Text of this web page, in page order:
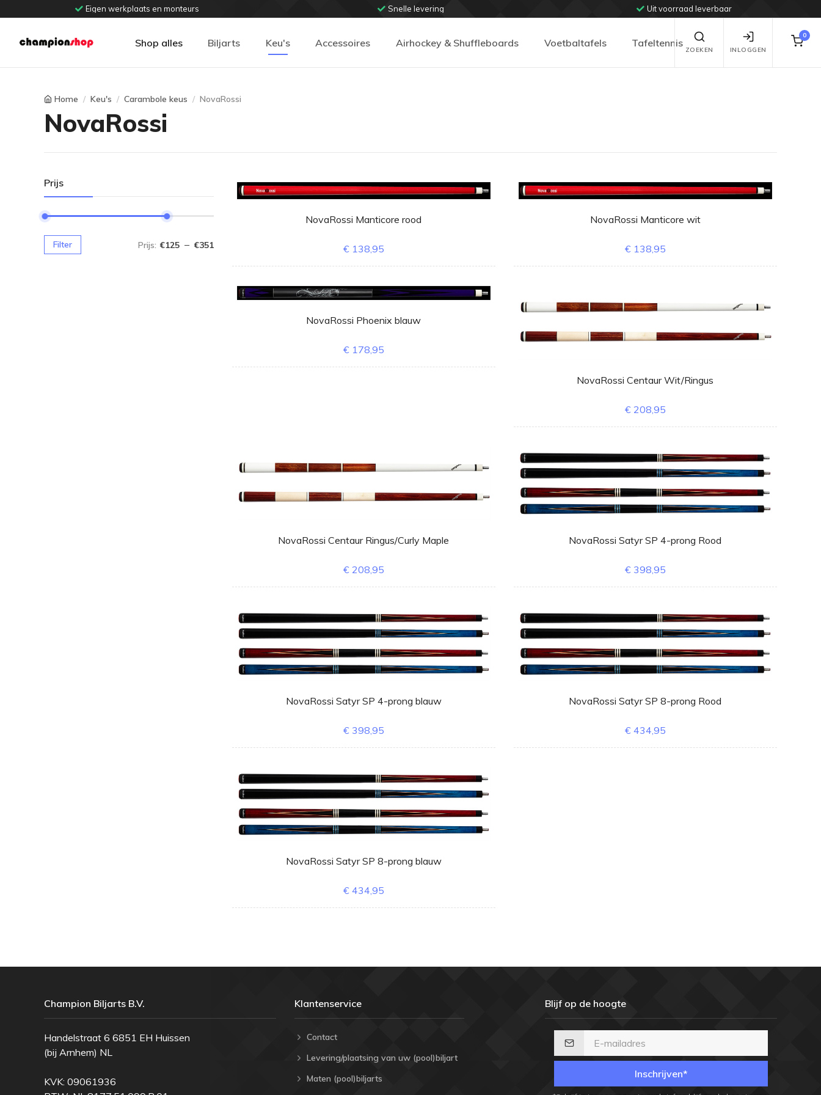
Eigen werkplaats en monteurs Snelle levering Uit voorraad leverbaar
Shop alles Biljarts Keu's Accessoires Airhockey & Shuffleboards Voetbaltafels Tafeltennis
ZOEKEN INLOGGEN
0
Home Keu's Carambole keus NovaRossi
NovaRossi
Prijs
Filter Prijs: €125–€351
NovaRossi Manticore rood
€ 138,95
NovaRossi Manticore wit
€ 138,95
NovaRossi Phoenix blauw
€ 178,95
NovaRossi Centaur Wit/Ringus
€ 208,95
NovaRossi Centaur Ringus/Curly Maple
€ 208,95
NovaRossi Satyr SP 4-prong Rood
€ 398,95
NovaRossi Satyr SP 4-prong blauw
€ 398,95
NovaRossi Satyr SP 8-prong Rood
€ 434,95
NovaRossi Satyr SP 8-prong blauw
€ 434,95
Champion Biljarts B.V.
Handelstraat 6 6851 EH Huissen
(bij Arnhem) NL
KVK: 09061936
Klantenservice
Contact
Levering/plaatsing van uw (pool)biljart
Maten (pool)biljarts
Blijf op de hoogte
Inschrijven*